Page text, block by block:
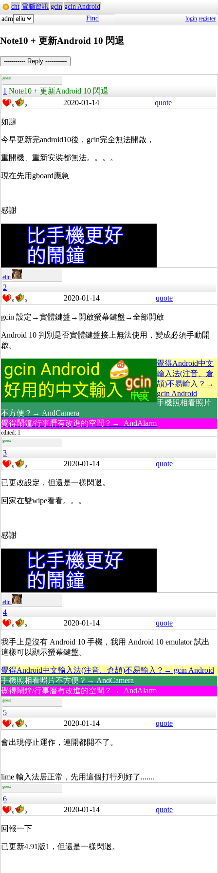
cht 電腦資訊 gcin gcin Android
adm
Find login register
Note10 + 更新Android 10 閃退
----------- Reply -----------
guest
1 Note10 + 更新Android 10 閃退
0 0 2020-01-14 quote
如題
今早更新完android10後，gcin完全無法開啟，
重開機、重新安裝都無法。。。。
現在先用gboard應急
感謝
eliu
2
0 0 2020-01-14 quote
gcin 設定→實體鍵盤→開啟螢幕鍵盤→全部開啟
Android 10 判別是否實體鍵盤接上無法使用，變成必須手動開
啟。
覺得Android中文
輸入法(注音、倉
頡)不易輸入？→
gcin Android
手機照相看照片
不方便？→ AndCamera
覺得鬧鐘/行事曆有改進的空間？→ AndAlarm
edited: 1
guest
3
0 0 2020-01-14 quote
已更改設定，但還是一樣閃退。
回家在雙wipe看看。。。
感謝
eliu
4
0 0 2020-01-14 quote
我手上是沒有 Android 10 手機，我用 Android 10 emulator 試出
這樣可以顯示螢幕鍵盤。
覺得Android中文輸入法(注音、倉頡)不易輸入？→ gcin Android
手機照相看照片不方便？→ AndCamera
覺得鬧鐘/行事曆有改進的空間？→ AndAlarm
guest
5
0 0 2020-01-14 quote
會出現停止運作，連開都開不了。
lime 輸入法居正常，先用這個打行列好了.......
guest
6
0 0 2020-01-14 quote
回報一下
已更新4.91版1，但還是一樣閃退。